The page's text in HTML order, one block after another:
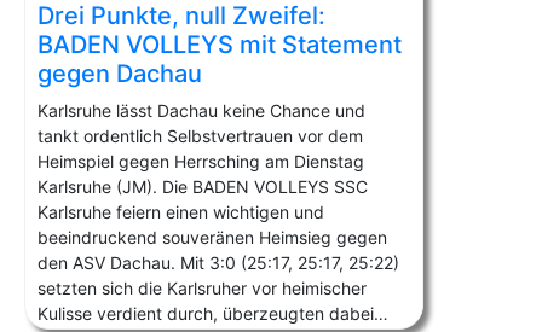
Drei Punkte, null Zweifel:
BADEN VOLLEYS mit Statement
gegen Dachau
Karlsruhe lässt Dachau keine Chance und
tankt ordentlich Selbstvertrauen vor dem
Heimspiel gegen Herrsching am Dienstag
Karlsruhe (JM). Die BADEN VOLLEYS SSC
Karlsruhe feiern einen wichtigen und
beeindruckend souveränen Heimsieg gegen
den ASV Dachau. Mit 3:0 (25:17, 25:17, 25:22)
setzten sich die Karlsruher vor heimischer
Kulisse verdient durch, überzeugten dabei…